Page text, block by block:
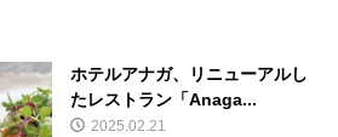
ホテルアナガ、リニューアルし
たレストラン「Anaga...
2025.02.21